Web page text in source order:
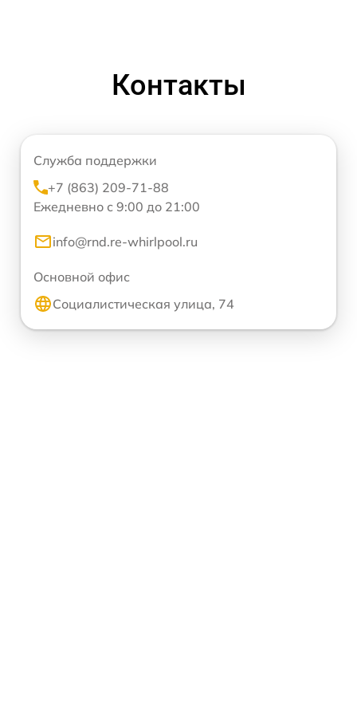
Контакты
Служба поддержки
+7 (863) 209-71-88
Ежедневно с 9:00 до 21:00
info@rnd.re-whirlpool.ru
Основной офис
Социалистическая улица, 74